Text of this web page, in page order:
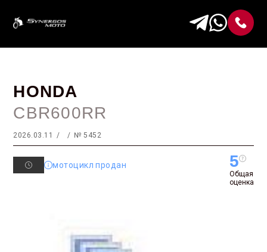
HONDA
CBR600RR
2026.03.11 № 5452
мотоцикл продан 5
Общая
оценка